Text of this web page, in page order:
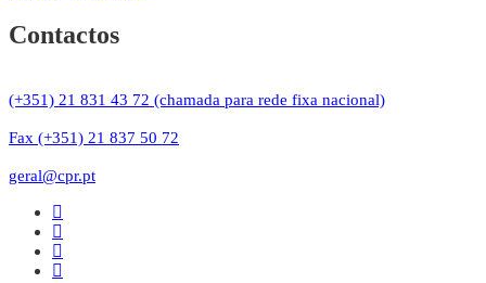
Contactos
(+351) 21 831 43 72 (chamada para rede fixa nacional)
Fax (+351) 21 837 50 72
geral@cpr.pt